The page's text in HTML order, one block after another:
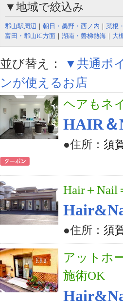
▼地域で絞込み
郡山駅周辺 ｜ 朝日・桑野・西ノ内 ｜ 菜根
富田・郡山IC方面 ｜ 湖南・磐梯熱海 ｜ 大
並び替え：
▼共通ポ
ンが使えるお店
ヘアもネ
HAIR＆
●住所： 須
Hair＋Nail
●住所： 須
アットホ
施術OK